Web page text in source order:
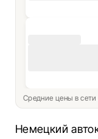
Средние цены в
Немецкий